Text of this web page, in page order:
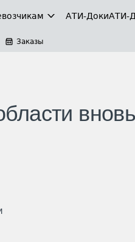
АТИ-ДокиАТИ-
Заказы
вновь